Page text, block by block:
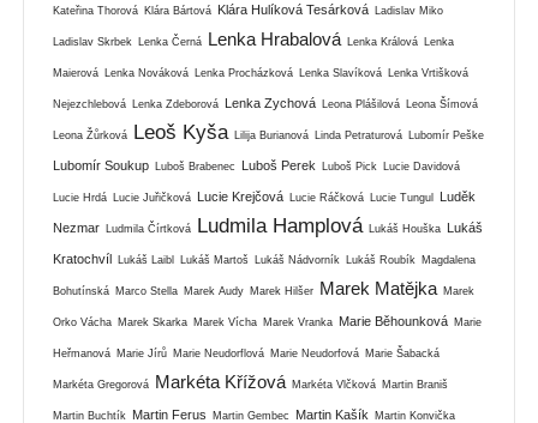
Kateřina Thorová Klára Bártová Klára Hulíková Tesárková Ladislav Miko
Ladislav Skrbek Lenka Černá Lenka Hrabalová Lenka Králová Lenka
Maierová Lenka Nováková Lenka Procházková Lenka Slavíková Lenka Vrtišková
Nejezchlebová Lenka Zdeborová Lenka Zychová Leona Plášilová Leona Šímová
Leona Žůrková Leoš Kyša Lilija Burianová Linda Petraturová Lubomír Peške
Lubomír Soukup Luboš Brabenec Luboš Perek Luboš Pick Lucie Davidová
Lucie Hrdá Lucie Juřičková Lucie Krejčová Lucie Ráčková Lucie Tungul Luděk
Nezmar Ludmila Čírtková Ludmila Hamplová Lukáš Houška Lukáš
Kratochvíl Lukáš Laibl Lukáš Martoš Lukáš Nádvorník Lukáš Roubík Magdalena
Bohutínská Marco Stella Marek Audy Marek Hilšer Marek Matějka Marek
Orko Vácha Marek Skarka Marek Vícha Marek Vranka Marie Běhounková Marie
Heřmanová Marie Jírů Marie Neudorflová Marie Neudorfová Marie Šabacká
Markéta Gregorová Markéta Křížová Markéta Vlčková Martin Braniš
Martin Buchtík Martin Ferus Martin Gembec Martin Kašík Martin Konvička